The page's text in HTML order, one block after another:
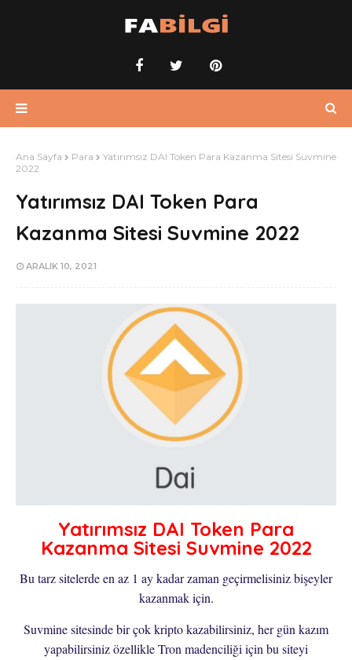
Ana Sayfa Para
Yatırımsız DAI Token Para Kazanma Sitesi Suvmine
2022
Yatırımsız DAI Token Para
Kazanma Sitesi Suvmine 2022
ARALIK 10, 2021
Yatırımsız DAI Token Para
Kazanma Sitesi Suvmine 2022
Bu tarz sitelerde en az 1 ay kadar zaman geçirmelisiniz bişeyler
kazanmak için.
Suvmine sitesinde bir çok kripto kazabilirsiniz, her gün kazım
yapabilirsiniz özellikle Tron madenciliği için bu siteyi